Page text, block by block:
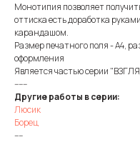
Монотипия позволяет
оттиска есть доработка
карандашом.
Размер печатного поля - А4,
оформления
Является частью серии
------
Другие работы в серии:
Люсик
Борец
----